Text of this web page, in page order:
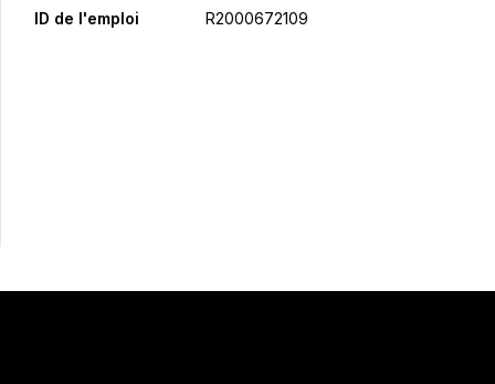
ID de l'emploi R2000672109